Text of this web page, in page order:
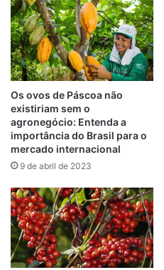
i
t
e
b
o
o
k
t
e
r
e
d
i
n
k
r
Os ovos de Páscoa não
existiriam sem o
agronegócio: Entenda a
importância do Brasil para o
mercado internacional
9 de abril de 2023